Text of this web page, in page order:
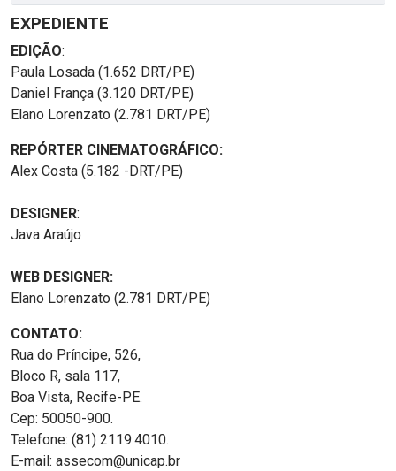
EXPEDIENTE
EDIÇÃO:
Paula Losada (1.652 DRT/PE)
Daniel França (3.120 DRT/PE)
Elano Lorenzato (2.781 DRT/PE)
REPÓRTER CINEMATOGRÁFICO:
Alex Costa (5.182 -DRT/PE)
DESIGNER:
Java Araújo
WEB DESIGNER:
Elano Lorenzato (2.781 DRT/PE)
CONTATO:
Rua do Príncipe, 526,
Bloco R, sala 117,
Boa Vista, Recife-PE.
Cep: 50050-900.
Telefone: (81) 2119.4010.
E-mail: assecom@unicap.br